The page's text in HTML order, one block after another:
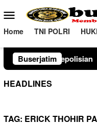
ke
konten
Menu
Mobile
Home TNI POLRI
Buserjatim28 Tahun
HEADLINES
TAG: ERICK THOHIR